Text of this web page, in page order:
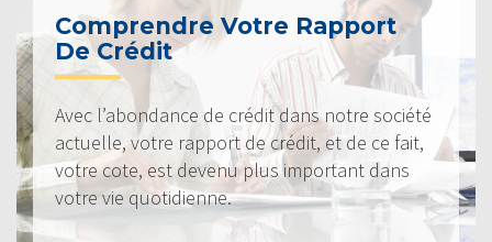
Comprendre Votre Rapport
De Crédit
Avec l’abondance de crédit dans notre société
actuelle, votre rapport de crédit, et de ce fait,
votre cote, est devenu plus important dans
votre vie quotidienne.